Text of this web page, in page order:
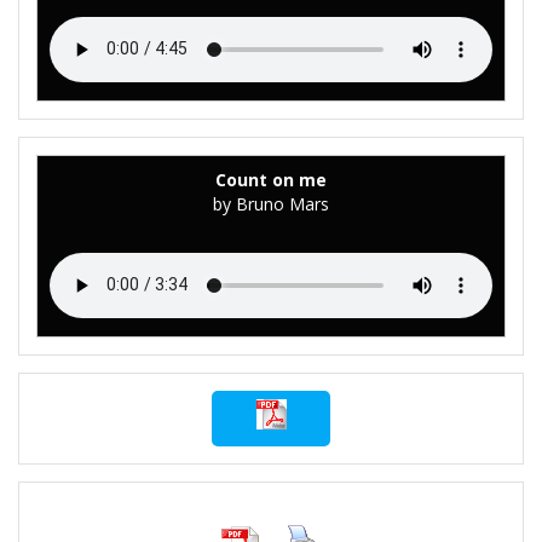
Count on me
by Bruno Mars